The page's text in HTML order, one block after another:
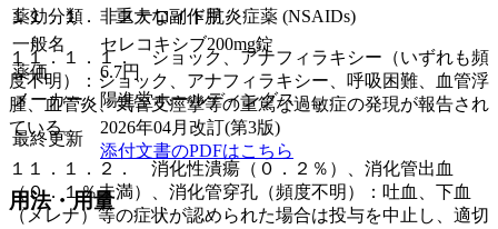
１１．１． 重大な副作用
１１．１．１． ショック、アナフィラキシー（いずれも頻
度不明）：ショック、アナフィラキシー、呼吸困難、血管浮
腫、血管炎、気管支痙攣等の重篤な過敏症の発現が報告され
ている。
１１．１．２． 消化性潰瘍（０．２％）、消化管出血
（０．１％未満）、消化管穿孔（頻度不明）：吐血、下血
（メレナ）等の症状が認められた場合は投与を中止し、適切
薬効分類
非ステロイド抗炎症薬 (NSAIDs)
一般名
セレコキシブ200mg錠
薬価
6.7円
メーカー
陽進堂ホールディングス
最終更新
2026年04月改訂(第3版)
添付文書のPDFはこちら
用法・用量